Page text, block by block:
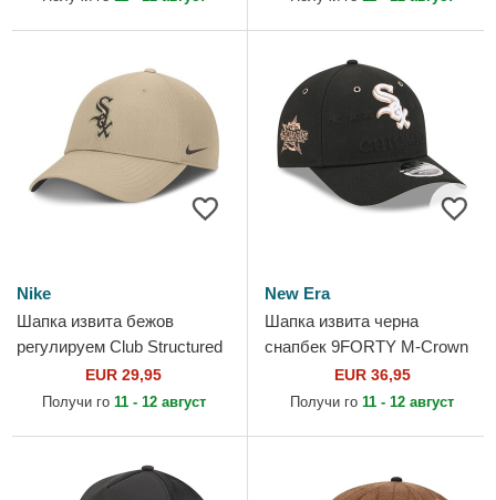
Nike
Шапка извита бежов
регулируем Club Structured
Uv Poly Ripstop на Chicago
White Sox MLB от Nike
EUR 29,95
Получи го 11 - 12 август
New Era
Шапка извита черна
снапбек 9FORTY M-Crown
All Star Game на Chicago
White Sox MLB от New Era
EUR 36,95
Получи го 11 - 12 август